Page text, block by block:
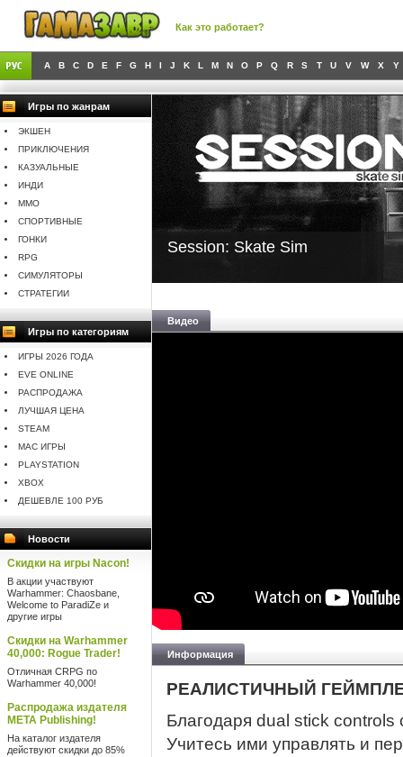
Как это работает?
A B C D E F G H I J K L M N O P Q R S T U V W X Y
Игры по жанрам
ЭКШЕН
ПРИКЛЮЧЕНИЯ
КАЗУАЛЬНЫЕ
ИНДИ
MMO
СПОРТИВНЫЕ
ГОНКИ
RPG
СИМУЛЯТОРЫ
СТРАТЕГИИ
Игры по категориям
ИГРЫ 2026 ГОДА
EVE ONLINE
РАСПРОДАЖА
ЛУЧШАЯ ЦЕНА
STEAM
MAC ИГРЫ
PLAYSTATION
XBOX
ДЕШЕВЛЕ 100 РУБ
Новости
Скидки на игры Nacon!
В акции участвуют
Warhammer: Chaosbane,
Welcome to ParadiZe и
другие игры
Скидки на Warhammer
40,000: Rogue Trader!
Отличная CRPG по
Warhammer 40,000!
Распродажа издателя
META Publishing!
На каталог издателя
действуют скидки до 85%
Session: Skate Sim
Видео
Информация
РЕАЛИСТИЧНЫЙ
Благодаря dual stick controls
Учитесь ими управлять и